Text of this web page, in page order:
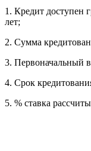
1. Кредит доступен
лет;
2. Сумма
3. Первоначальный
4. Срок
5. % ставка